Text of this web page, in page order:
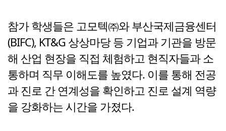
참가 학생들은 고모텍㈜와 부산국제금융센터
(BIFC), KT&G 상상마당 등 기업과 기관을 방문
해 산업 현장을 직접 체험하고 현직자들과 소
통하며 직무 이해도를 높였다. 이를 통해 전공
과 진로 간 연계성을 확인하고 진로 설계 역량
을 강화하는 시간을 가졌다.